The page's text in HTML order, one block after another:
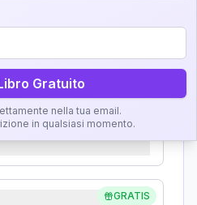
GRATIS
Gratuito
nella tua email.
in qualsiasi momento.